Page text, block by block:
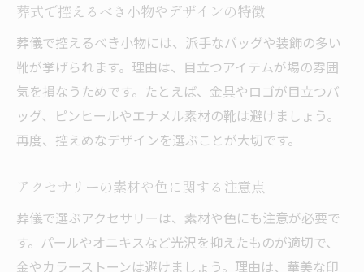
葬式で控えるべき小物やデザインの特徴
葬儀で控えるべき小物には、派手なバッグや装飾の多い
靴が挙げられます。理由は、目立つアイテムが場の雰囲
気を損なうためです。たとえば、金具やロゴが目立つバ
ッグ、ピンヒールやエナメル素材の靴は避けましょう。
再度、控えめなデザインを選ぶことが大切です。
アクセサリーの素材や色に関する注意点
葬儀で選ぶアクセサリーは、素材や色にも注意が必要で
す。パールやオニキスなど光沢を抑えたものが適切で、
金やカラーストーンは避けましょう。理由は、華美な印